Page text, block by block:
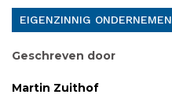
EIGENZINNIG ONDERNEMEN
Geschreven door
Martin Zuithof